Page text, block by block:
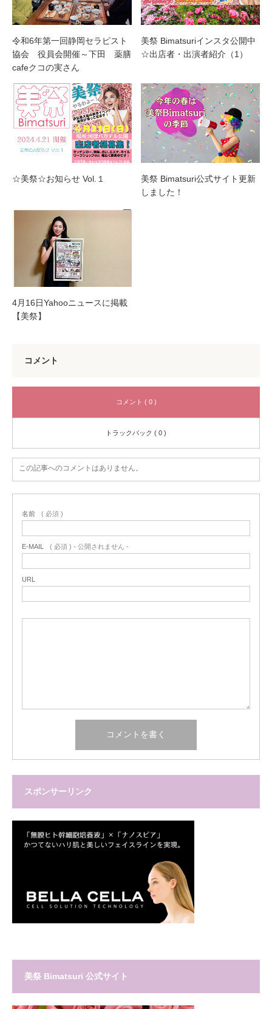
令和6年第一回静岡セラピスト
協会 役員会開催～下田 薬膳
cafeクコの実さん
美祭 Bimatsuriインスタ公開中
☆出店者・出演者紹介（1）
☆美祭☆お知らせ Vol.１
美祭 Bimatsuri公式サイト更新
しました！
4月16日Yahooニュースに掲載
【美祭】
コメント
コメント ( 0 )
トラックバック ( 0 )
この記事へのコメントはありません。
名前 ( 必須 )
E-MAIL ( 必須 ) - 公開されません -
URL
スポンサーリンク
美祭 Bimatsuri 公式サイト